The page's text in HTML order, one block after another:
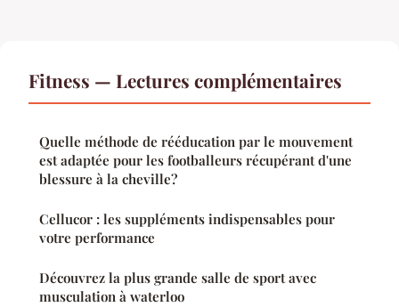
Fitness — Lectures complémentaires
Quelle méthode de rééducation par le mouvement
est adaptée pour les footballeurs récupérant d'une
blessure à la cheville?
Cellucor : les suppléments indispensables pour
votre performance
Découvrez la plus grande salle de sport avec
musculation à waterloo